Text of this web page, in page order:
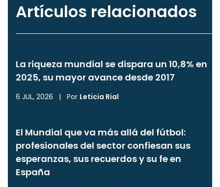
Artículos relacionados
La riqueza mundial se dispara un 10,8% en
2025, su mayor avance desde 2017
6 JUL, 2026 | Por Leticia Rial
El Mundial que va más allá del fútbol:
profesionales del sector confiesan sus
esperanzas, sus recuerdos y su fe en
España